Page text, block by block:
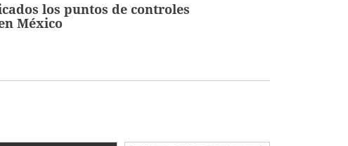
los puntos de controles
México